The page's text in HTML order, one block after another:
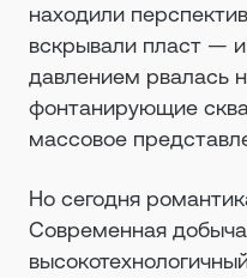
находили
вскрывали пласт —
давлением рвалась
фонтанирующие
массовое
Но сегодня
Современная